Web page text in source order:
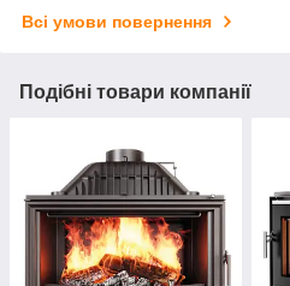
Всі умови повернення
Подібні товари компанії